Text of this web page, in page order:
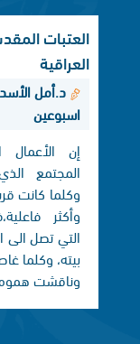
العتبات
العراقية
د.أمل
اسبوعين
إن الأعمال
المجتمع
وكلما كانت
وأكثر
التي تصل
بيته، وكلما
وناقشت